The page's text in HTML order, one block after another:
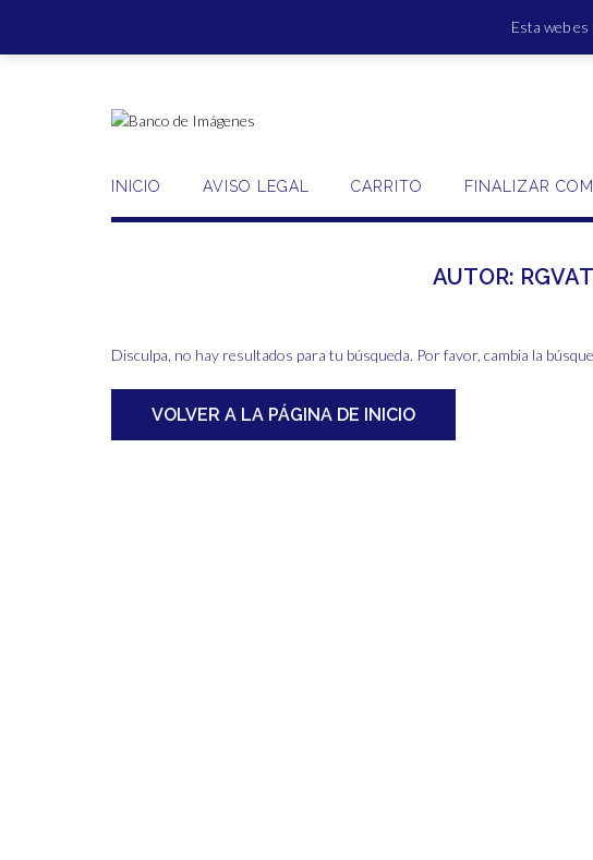
Esta web es
contenido
INICIO AVISO LEGAL CARRITO FINALIZAR
AUTOR:
Disculpa, no hay resultados para tu búsqueda. Por favor, cambia la
VOLVER A LA PÁGINA DE INICIO